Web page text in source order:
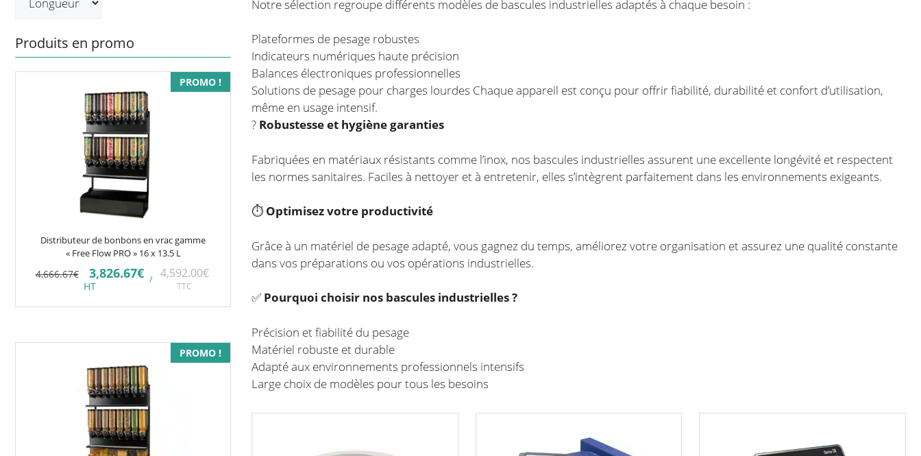
Notre sélection regroupe différents modèles de bascules industrielles adaptés à chaque besoin :
Plateformes de pesage robustes
Indicateurs numériques haute précision
Balances électroniques professionnelles
Solutions de pesage pour charges lourdes Chaque appareil est conçu pour offrir fiabilité, durabilité et confort d’utilisation,
même en usage intensif.
? Robustesse et hygiène garanties
Fabriquées en matériaux résistants comme l’inox, nos bascules industrielles assurent une excellente longévité et respectent
les normes sanitaires. Faciles à nettoyer et à entretenir, elles s’intègrent parfaitement dans les environnements exigeants.
⏱️ Optimisez votre productivité
Grâce à un matériel de pesage adapté, vous gagnez du temps, améliorez votre organisation et assurez une qualité constante
dans vos préparations ou vos opérations industrielles.
✅ Pourquoi choisir nos bascules industrielles ?
Précision et fiabilité du pesage
Matériel robuste et durable
Adapté aux environnements professionnels intensifs
Large choix de modèles pour tous les besoins
Produits en promo
PROMO !
Distributeur de bonbons en vrac gamme
« Free Flow PRO » 16 x 13.5 L
4,666.67€ Le
prix
initial
était :
3,826.67€Le
prix
est :
HT
/ 4,592.00€
TTC
PROMO !